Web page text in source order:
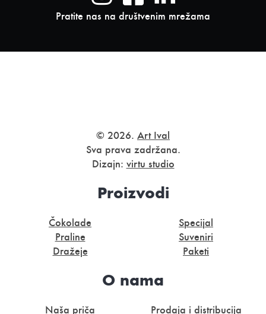
Pratite nas na društvenim mrežama
© 2026. Art Ival
Sva prava zadržana.
Dizajn: virtu studio
Proizvodi
Čokolade
Praline
Dražeje
Specijal
Suveniri
Paketi
O nama
Naša priča Prodaja i distribucija